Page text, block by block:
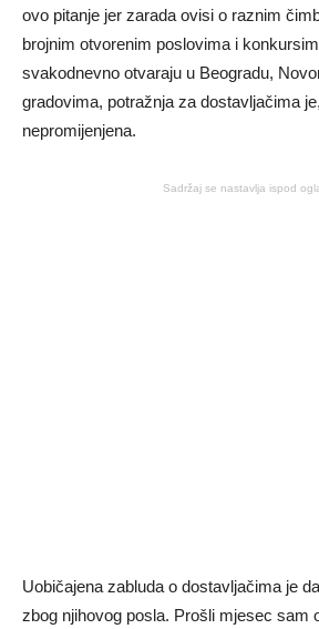
ovo pitanje jer zarada ovisi o raznim
brojnim otvorenim poslovima i
svakodnevno otvaraju u Beogradu,
gradovima, potražnja za dostavljačima
nepromijenjena.
Sadržaj se nastavlja ispod
Uobičajena zabluda o dostavljačima je
zbog njihovog posla. Prošli mjesec sam